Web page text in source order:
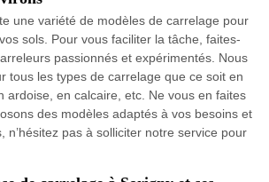
une variété de modèles de carrelage pour
sols. Pour vous faciliter la tâche, faites-
passionnés et expérimentés. Nous
tous les types de carrelage que ce soit en
ardoise, en calcaire, etc. Ne vous en faites
des modèles adaptés à vos besoins et
n’hésitez pas à solliciter notre service pour